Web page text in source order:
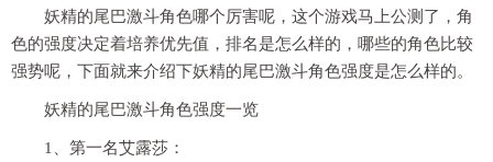
妖精的尾巴激斗角色哪个厉害呢，这个游戏马上公测了，角
色的强度决定着培养优先值，排名是怎么样的，哪些的角色比较
强势呢，下面就来介绍下妖精的尾巴激斗角色强度是怎么样的。
妖精的尾巴激斗角色强度一览
1、第一名艾露莎：